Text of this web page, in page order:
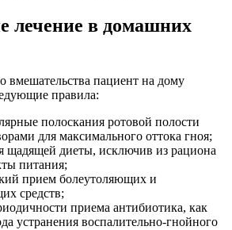
лечение в домашних
вмешательства пациент на дому
правила:
полоскания ротовой полости
для максимального оттока гноя;
щадящей диеты, исключив из рациона
питания;
прием болеутоляющих и
средств;
приема антибиотика, как
устранения воспалительно-гнойного